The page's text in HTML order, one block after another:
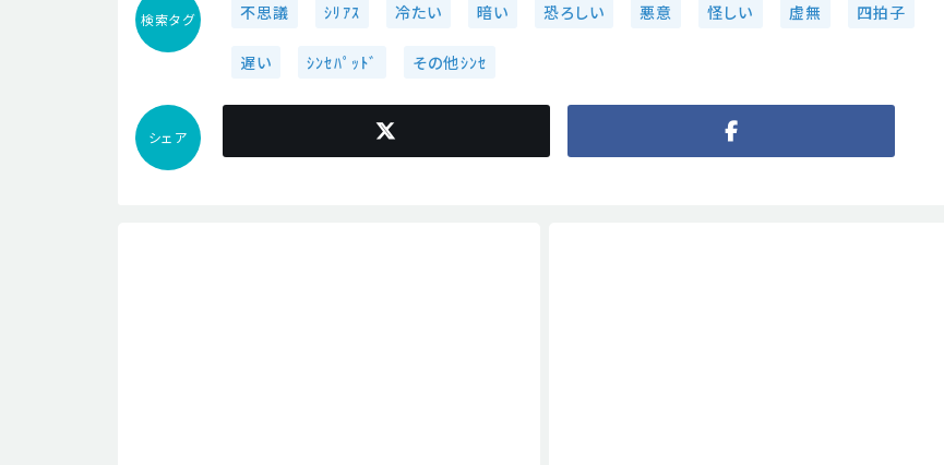
検索タグ 不思議 ｼﾘｱｽ 冷たい 暗い 恐ろしい 悪意 怪しい 虚無 四拍子
遅い ｼﾝｾﾊﾟｯﾄﾞ その他ｼﾝｾ
シェア